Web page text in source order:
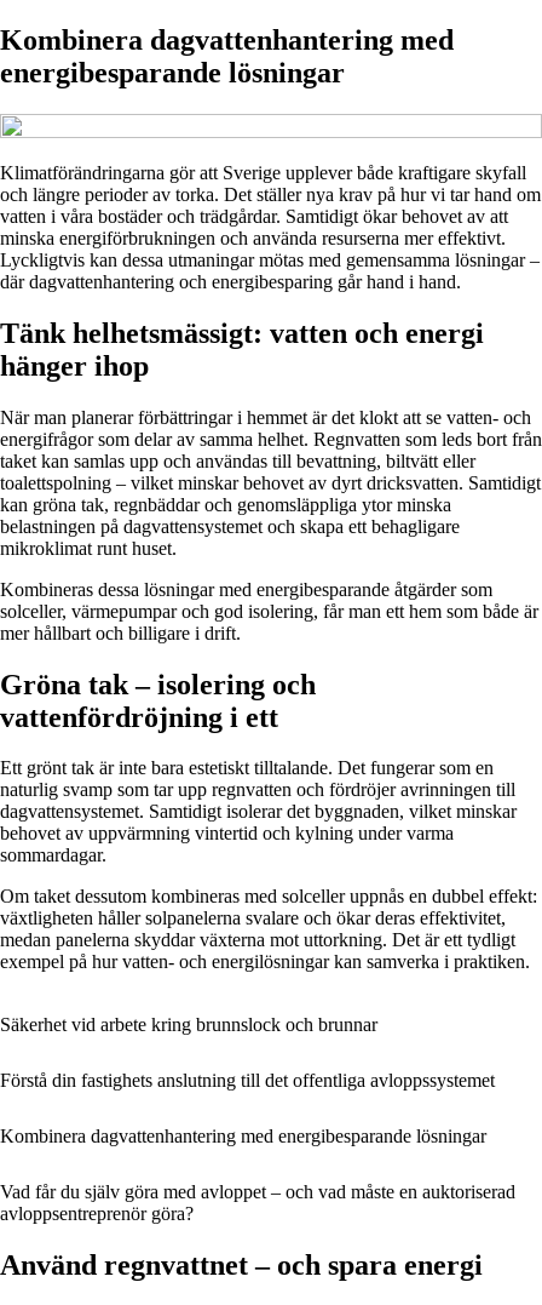
Kombinera dagvattenhantering med
energibesparande lösningar
Klimatförändringarna gör att Sverige upplever både kraftigare skyfall
och längre perioder av torka. Det ställer nya krav på hur vi tar hand om
vatten i våra bostäder och trädgårdar. Samtidigt ökar behovet av att
minska energiförbrukningen och använda resurserna mer effektivt.
Lyckligtvis kan dessa utmaningar mötas med gemensamma lösningar –
där dagvattenhantering och energibesparing går hand i hand.
Tänk helhetsmässigt: vatten och energi
hänger ihop
När man planerar förbättringar i hemmet är det klokt att se vatten- och
energifrågor som delar av samma helhet. Regnvatten som leds bort från
taket kan samlas upp och användas till bevattning, biltvätt eller
toalettspolning – vilket minskar behovet av dyrt dricksvatten. Samtidigt
kan gröna tak, regnbäddar och genomsläppliga ytor minska
belastningen på dagvattensystemet och skapa ett behagligare
mikroklimat runt huset.
Kombineras dessa lösningar med energibesparande åtgärder som
solceller, värmepumpar och god isolering, får man ett hem som både är
mer hållbart och billigare i drift.
Gröna tak – isolering och
vattenfördröjning i ett
Ett grönt tak är inte bara estetiskt tilltalande. Det fungerar som en
naturlig svamp som tar upp regnvatten och fördröjer avrinningen till
dagvattensystemet. Samtidigt isolerar det byggnaden, vilket minskar
behovet av uppvärmning vintertid och kylning under varma
sommardagar.
Om taket dessutom kombineras med solceller uppnås en dubbel effekt:
växtligheten håller solpanelerna svalare och ökar deras effektivitet,
medan panelerna skyddar växterna mot uttorkning. Det är ett tydligt
exempel på hur vatten- och energilösningar kan samverka i praktiken.
Säkerhet vid arbete kring brunnslock och brunnar
Förstå din fastighets anslutning till det offentliga avloppssystemet
Kombinera dagvattenhantering med energibesparande lösningar
Vad får du själv göra med avloppet – och vad måste en auktoriserad
avloppsentreprenör göra?
Använd regnvattnet – och spara energi